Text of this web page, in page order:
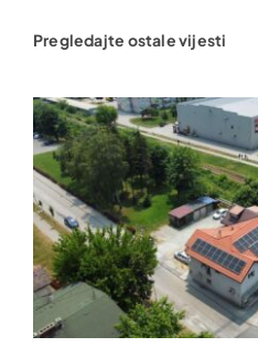
Pregledajte ostale vijesti